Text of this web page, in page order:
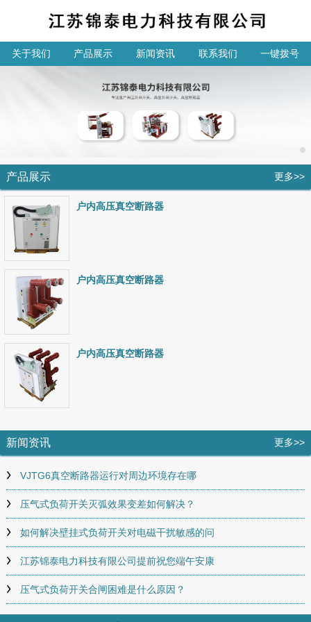
关于我们 产品展示 新闻资讯 联系我们 一键拨号
产品展示 更多>>
户内高压真空断路器
户内高压真空断路器
户内高压真空断路器
新闻资讯 更多>>
VJTG6真空断路器运行对周边环境存在哪
压气式负荷开关灭弧效果变差如何解决？
如何解决壁挂式负荷开关对电磁干扰敏感的问
江苏锦泰电力科技有限公司提前祝您端午安康
压气式负荷开关合闸困难是什么原因？